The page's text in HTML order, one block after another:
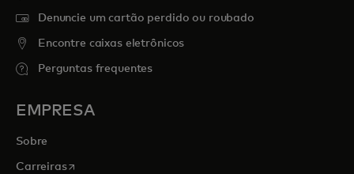
Denuncie um cartão perdido ou roubado
Encontre caixas eletrônicos
Perguntas frequentes
EMPRESA
Sobre
Carreirasabre em uma nova guia